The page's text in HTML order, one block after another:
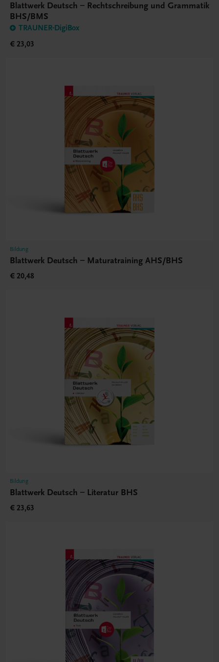
Blattwerk Deutsch – Rechtschreibung und Grammatik
BHS/BMS
TRAUNER-DigiBox
€ 23,03
Bildung
Blattwerk Deutsch – Maturatraining AHS/BHS
€ 20,48
Bildung
Blattwerk Deutsch – Literatur BHS
€ 23,63